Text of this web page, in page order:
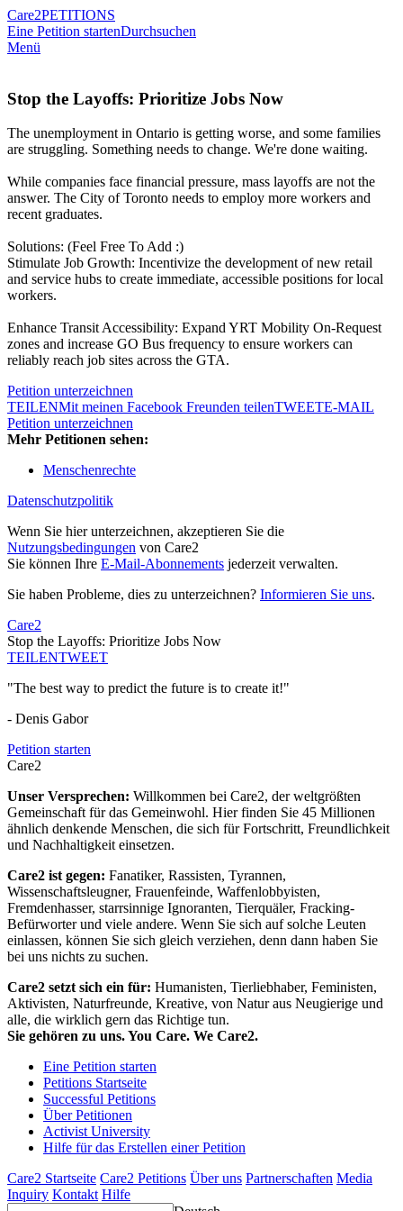
Care2PETITIONS
Eine Petition startenDurchsuchen
Menü
Stop the Layoffs: Prioritize Jobs Now
The unemployment in Ontario is getting worse, and some families
are struggling. Something needs to change. We're done waiting.
While companies face financial pressure, mass layoffs are not the
answer. The City of Toronto needs to employ more workers and
recent graduates.
Solutions: (Feel Free To Add :)
Stimulate Job Growth: Incentivize the development of new retail
and service hubs to create immediate, accessible positions for local
workers.
Enhance Transit Accessibility: Expand YRT Mobility On-Request
zones and increase GO Bus frequency to ensure workers can
reliably reach job sites across the GTA.
Petition unterzeichnen
TEILENMit meinen Facebook Freunden teilenTWEETE-MAIL
Petition unterzeichnen
Mehr Petitionen sehen:
Menschenrechte
Datenschutzpolitik
Wenn Sie hier unterzeichnen, akzeptieren Sie die
Nutzungsbedingungen von Care2
Sie können Ihre E-Mail-Abonnements jederzeit verwalten.
Sie haben Probleme, dies zu unterzeichnen? Informieren Sie uns.
Care2
Stop the Layoffs: Prioritize Jobs Now
TEILENTWEET
"The best way to predict the future is to create it!"
- Denis Gabor
Petition starten
Care2
Unser Versprechen: Willkommen bei Care2, der weltgrößten
Gemeinschaft für das Gemeinwohl. Hier finden Sie 45 Millionen
ähnlich denkende Menschen, die sich für Fortschritt, Freundlichkeit
und Nachhaltigkeit einsetzen.
Care2 ist gegen: Fanatiker, Rassisten, Tyrannen,
Wissenschaftsleugner, Frauenfeinde, Waffenlobbyisten,
Fremdenhasser, starrsinnige Ignoranten, Tierquäler, Fracking-
Befürworter und viele andere. Wenn Sie sich auf solche Leuten
einlassen, können Sie sich gleich verziehen, denn dann haben Sie
bei uns nichts zu suchen.
Care2 setzt sich ein für: Humanisten, Tierliebhaber, Feministen,
Aktivisten, Naturfreunde, Kreative, von Natur aus Neugierige und
alle, die wirklich gern das Richtige tun.
Sie gehören zu uns. You Care. We Care2.
Eine Petition starten
Petitions Startseite
Successful Petitions
Über Petitionen
Activist University
Hilfe für das Erstellen einer Petition
Care2 Startseite Care2 Petitions Über uns Partnerschaften Media
Inquiry Kontakt Hilfe